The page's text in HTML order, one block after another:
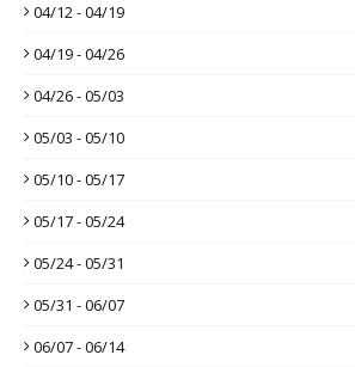
04/12 - 04/19
04/19 - 04/26
04/26 - 05/03
05/03 - 05/10
05/10 - 05/17
05/17 - 05/24
05/24 - 05/31
05/31 - 06/07
06/07 - 06/14